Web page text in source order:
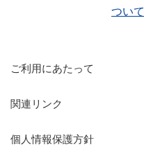
ついて
ご利用にあたって
関連リンク
個人情報保護方針